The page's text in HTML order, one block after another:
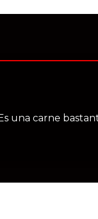
una carne